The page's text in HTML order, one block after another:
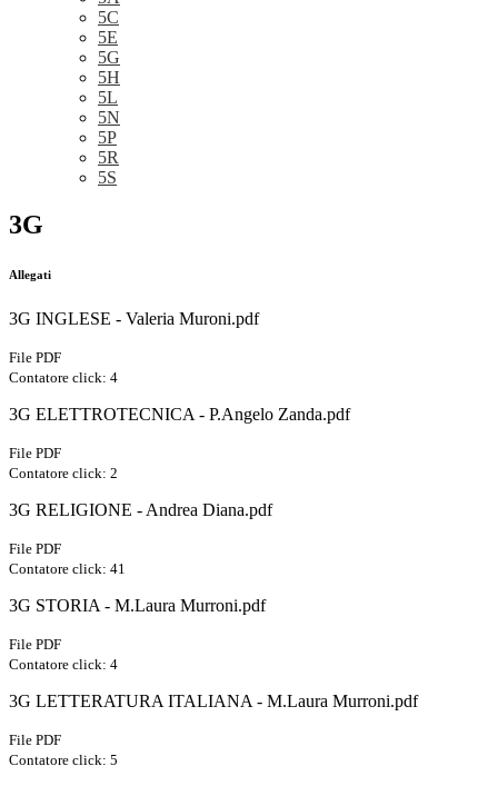
5C
5E
5G
5H
5L
5N
5P
5R
5S
3G
Allegati
3G INGLESE - Valeria Muroni.pdf
File PDF
Contatore click: 4
3G ELETTROTECNICA - P.Angelo Zanda.pdf
File PDF
Contatore click: 2
3G RELIGIONE - Andrea Diana.pdf
File PDF
Contatore click: 41
3G STORIA - M.Laura Murroni.pdf
File PDF
Contatore click: 4
3G LETTERATURA ITALIANA - M.Laura Murroni.pdf
File PDF
Contatore click: 5